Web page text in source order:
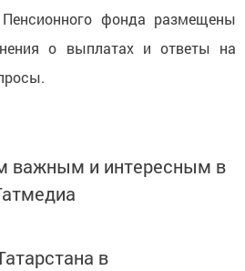
фонда размещены
о выплатах и ответы на
важным и интересным в
в